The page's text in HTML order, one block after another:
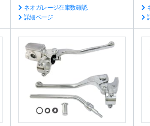
ネオガレージ在庫数確認
詳細ページ